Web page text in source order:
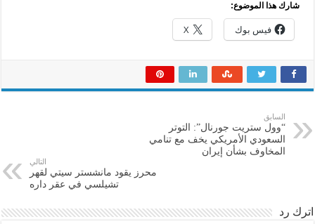
شارك هذا الموضوع:
فيس بوك X
السابق
“وول ستريت جورنال”: التوتر
السعودي الأمريكي يخف مع تنامي
المخاوف بشأن إيران
التالي
محرز يقود مانشستر سيتي لقهر
تشيلسي في عقر داره
اترك رد